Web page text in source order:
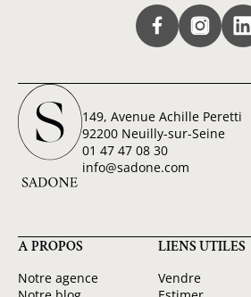
149, Avenue Achille Peretti
92200 Neuilly-sur-Seine
01 47 47 08 30
info@sadone.com
A PROPOS
Notre agence
LIENS UTILES
Vendre